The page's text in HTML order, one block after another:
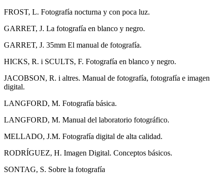
FROST, L. Fotografía nocturna y con poca luz.
GARRET, J. La fotografía en blanco y negro.
GARRET, J. 35mm El manual de fotografía.
HICKS, R. i SCULTS, F. Fotografía en blanco y negro.
JACOBSON, R. i altres. Manual de fotografía, fotografía e imagen
digital.
LANGFORD, M. Fotografía básica.
LANGFORD, M. Manual del laboratorio fotográfico.
MELLADO, J.M. Fotografía digital de alta calidad.
RODRÍGUEZ, H. Imagen Digital. Conceptos básicos.
SONTAG, S. Sobre la fotografía